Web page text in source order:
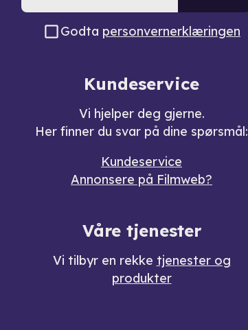
Godta personvernerklæringen
Kundeservice
Vi hjelper deg gjerne.
Her finner du svar på dine spørsmål:
Kundeservice
Annonsere på Filmweb?
Våre tjenester
Vi tilbyr en rekke tjenester og
produkter